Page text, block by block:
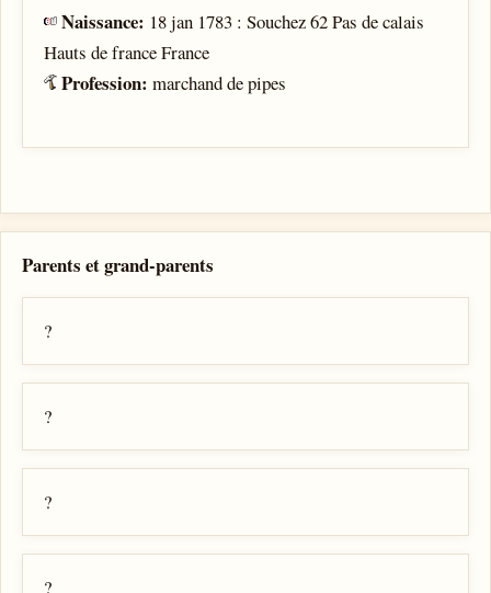
Naissance: 18 jan 1783 : Souchez 62 Pas de calais
Hauts de france France
Profession:marchand de pipes
Parents et grand-parents
?
?
?
?